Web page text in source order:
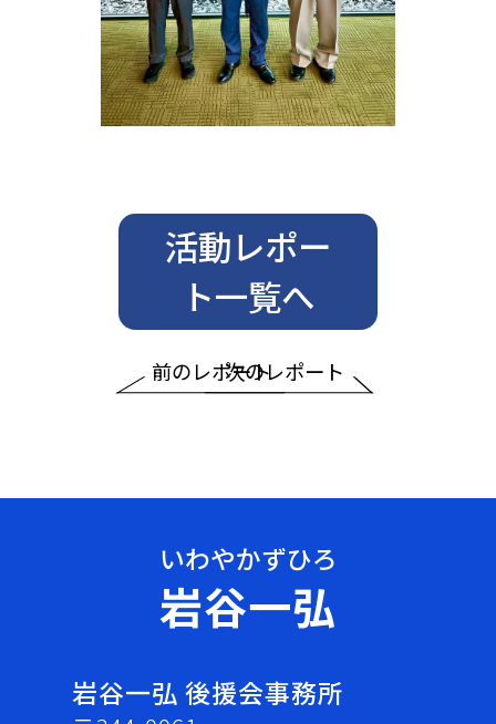
前のレポート
活動レポー
ト一覧へ
次のレポート
岩谷一弘
岩谷一弘 後援会事務所